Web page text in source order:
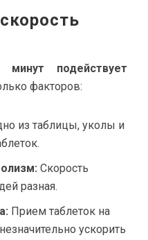
минут подействует
факторов:
из таблицы, уколы и
Скорость
разная.
Прием таблеток на
ускорить